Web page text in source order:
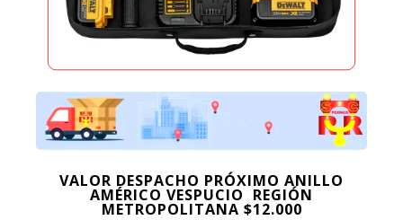
VALOR DESPACHO PRÓXIMO ANILLO
AMÉRICO VESPUCIO REGIÓN
METROPOLITANA $12.000